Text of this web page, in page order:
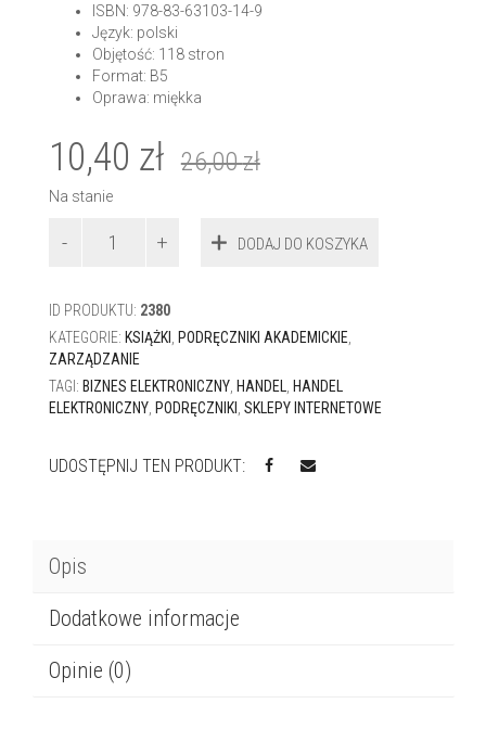
ISBN: 978-83-63103-14-9
Język: polski
Objętość: 118 stron
Format: B5
Oprawa: miękka
26,00zł
10,40 zł
Na stanie
Handel
DODAJ DO KOSZYKA
ID PRODUKTU: 2380
KATEGORIE: KSIĄŻKI PODRĘCZNIKI AKADEMICKIE
ZARZĄDZANIE
TAGI: BIZNES ELEKTRONICZNY, HANDEL
HANDEL
ELEKTRONICZNY, PODRĘCZNIKI SKLEPY INTERNETOWE
UDOSTĘPNIJ TEN PRODUKT:
Opis
Dodatkowe informacje
Opinie (0)